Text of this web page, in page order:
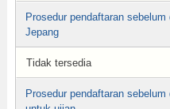
Prosedur pendaftaran
Jepang
Tidak tersedia
Prosedur pendaftaran